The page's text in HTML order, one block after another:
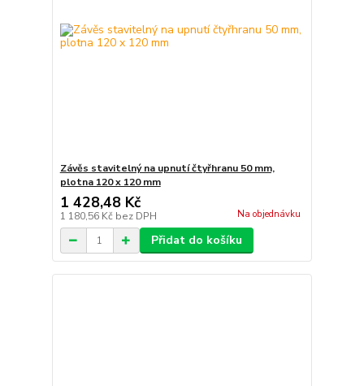
Závěs stavitelný na upnutí čtyřhranu 50 mm,
plotna 120 x 120 mm
1 428,48 Kč
1 180,56 Kč bez DPH Na objednávku
Přidat do košíku